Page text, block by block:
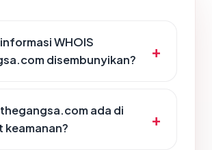
WHOIS
disembunyikan?
ada di
keamanan?